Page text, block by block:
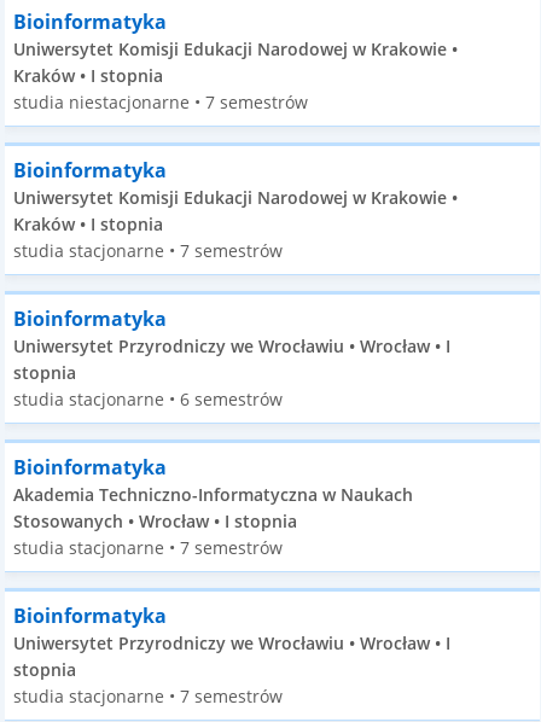
Bioinformatyka
Uniwersytet Komisji Edukacji Narodowej w Krakowie •
Kraków • I stopnia
studia niestacjonarne • 7 semestrów
Bioinformatyka
Uniwersytet Komisji Edukacji Narodowej w Krakowie •
Kraków • I stopnia
studia stacjonarne • 7 semestrów
Bioinformatyka
Uniwersytet Przyrodniczy we Wrocławiu • Wrocław • I
stopnia
studia stacjonarne • 6 semestrów
Bioinformatyka
Akademia Techniczno-Informatyczna w Naukach
Stosowanych • Wrocław • I stopnia
studia stacjonarne • 7 semestrów
Bioinformatyka
Uniwersytet Przyrodniczy we Wrocławiu • Wrocław • I
stopnia
studia stacjonarne • 7 semestrów